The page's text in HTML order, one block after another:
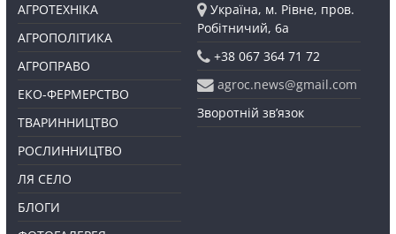
АГРОТЕХНІКА
АГРОПОЛІТИКА
АГРОПРАВО
ЕКО-ФЕРМЕРСТВО
ТВАРИННИЦТВО
РОСЛИННИЦТВО
ЛЯ СЕЛО
БЛОГИ
Україна, м. Рівне, пров.
Робітничий, 6а
+38 067 364 71 72
agroc.news@gmail.com
Зворотній зв’язок